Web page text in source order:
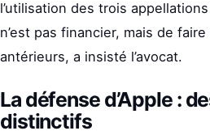
l’utilisation des trois
n’est pas financier, mais de
antérieurs, a insisté l’avocat.
La défense d’Apple :
distinctifs